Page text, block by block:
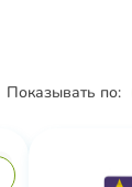
Показывать по: